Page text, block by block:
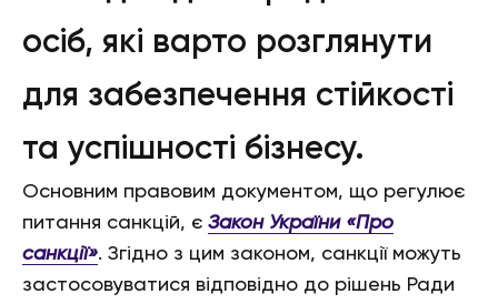
осіб, які варто розглянути
для забезпечення стійкості
та успішності бізнесу.
Основним правовим документом, що регулює
питання санкцій, є Закон України «Про
санкції». Згідно з цим законом, санкції можуть
застосовуватися відповідно до рішень Ради